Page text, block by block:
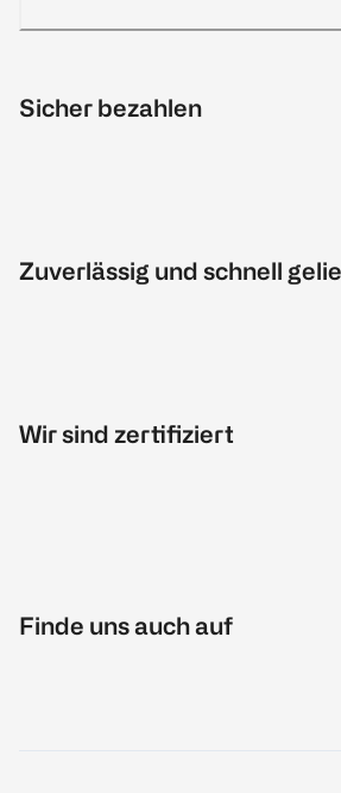
Sicher bezahlen
Zuverlässig und schnell
Wir sind zertifiziert
Finde uns auch auf